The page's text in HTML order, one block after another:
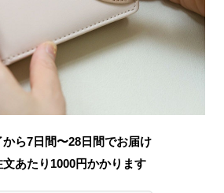
ら7日間〜28日間でお届け
あたり 1000円かかります